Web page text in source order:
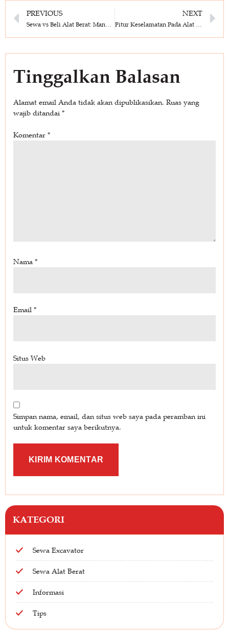
PREVIOUS NEXT
Tinggalkan Balasan
Alamat email Anda tidak akan dipublikasikan. Ruas yang
wajib ditandai *
Komentar *
Nama *
Email *
Situs Web
Simpan nama, email, dan situs web saya pada peramban ini
untuk komentar saya berikutnya.
KATEGORI
Sewa Excavator
Sewa Alat Berat
Informasi
Tips